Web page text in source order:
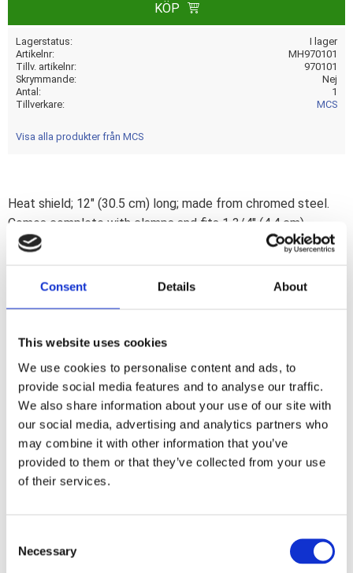
Consent Details About
This website uses cookies
We use cookies to personalise content and ads, to
provide social media features and to analyse our traffic.
We also share information about your use of our site with
our social media, advertising and analytics partners who
may combine it with other information that you’ve
provided to them or that they’ve collected from your use
of their services.
Necessary
KÖP
Lagerstatus
I lager
Artikelnr
MH970101
Tillv. artikelnr
970101
Skrymmande
Nej
Antal
1
Tillverkare
MCS
Visa alla produkter från MCS
Heat shield; 12" (30.5 cm) long; made from chromed steel.
Comes complete with clamps and fits 1 3/4" (4.4 cm)
diameter head pipes.
Dela med dig
c
b
o
k
Omdömen
Du
Bli den första att lämna ett omdöme.